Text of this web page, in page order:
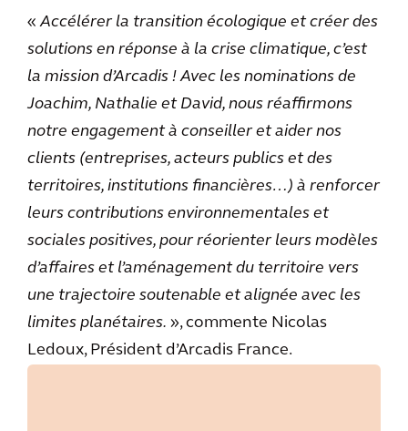
«Accélérer la transition écologique et créer des
solutions en réponse à la crise climatique, c’est
la mission d’Arcadis ! Avec les nominations de
Joachim, Nathalie et David, nous réaffirmons
notre engagement à conseiller et aider nos
clients (entreprises, acteurs publics et des
territoires, institutions financières…) à renforcer
leurs contributions environnementales et
sociales positives, pour réorienter leurs modèles
d’affaires et l’aménagement du territoire vers
une trajectoire soutenable et alignée avec les
limites planétaires. », commente Nicolas
Ledoux, Président d’Arcadis France.